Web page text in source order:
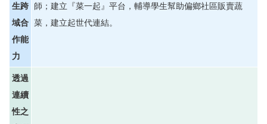
生跨
域合
作能
力
師；建立『菜一起』平台，輔導學生幫助偏鄉社區販賣蔬
菜，建立起世代連結。
透過
連續
性之